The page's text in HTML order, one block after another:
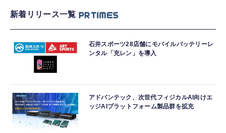
新着リリース一覧
石井スポーツ28店舗にモバイルバッテリーレ
ンタル「充レン」を導入
アドバンテック、次世代フィジカルAI向けエ
ッジAIプラットフォーム製品群を拡充